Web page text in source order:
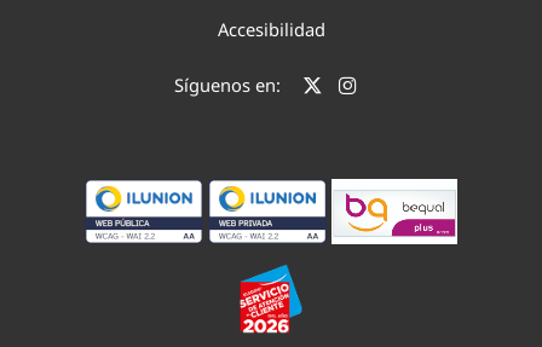
Accesibilidad
Síguenos en: